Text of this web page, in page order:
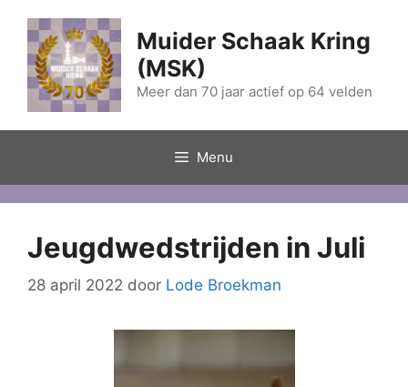
naar
inhoud
Muider Schaak Kring
(MSK)
Meer dan 70 jaar actief op 64 velden
Menu
Jeugdwedstrijden in Juli
28 april 2022 door Lode Broekman